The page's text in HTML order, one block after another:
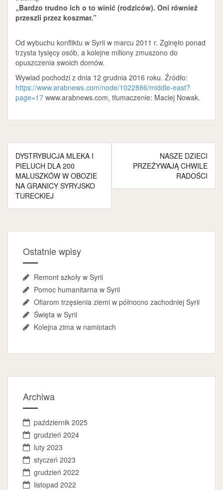
„Bardzo trudno ich o to winić (rodziców). Oni również
przeszli przez koszmar.”
Od wybuchu konfliktu w Syrii w marcu 2011 r. Zginęło ponad
trzysta tysięcy osób, a kolejne miliony zmuszono do
opuszczenia swoich domów.
Wywiad pochodzi z dnia 12 grudnia 2016 roku. Źródło:
https://www.arabnews.com/node/1022886/middle-east?
page=17 www.arabnews.com, tłumaczenie: Maciej Nowak.
Nawigacja
wpisu
DYSTRYBUCJA MLEKA I
PIELUCH DLA 200
MALUSZKÓW W OBOZIE
NA GRANICY SYRYJSKO
TURECKIEJ
NASZE DZIECI
PRZEŻYWAJĄ CHWILE
RADOŚCI
Ostatnie wpisy
Remont szkoły w Syrii
Pomoc humanitarna w Syrii
Ofiarom trzęsienia ziemi w północno zachodniej Syrii
Święta w Syrii
Kolejna zima w namiotach
Archiwa
październik 2025
grudzień 2024
luty 2023
styczeń 2023
grudzień 2022
listopad 2022